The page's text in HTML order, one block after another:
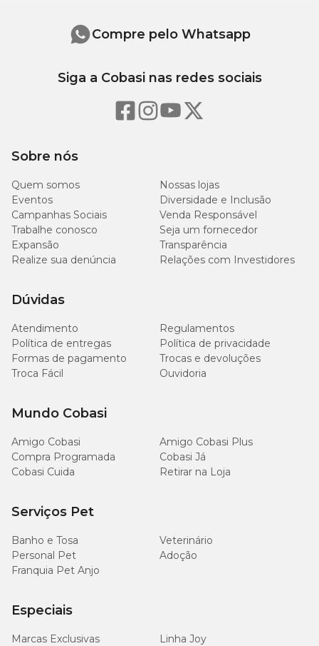
Sobre nós
Quem somos
Nossas lojas
Eventos
Diversidade e Inclusão
Campanhas Sociais
Venda Responsável
Trabalhe conosco
Seja um fornecedor
Expansão
Transparência
Realize sua denúncia
Relações com Investidores
Dúvidas
Atendimento
Regulamentos
Política de entregas
Política de privacidade
Formas de pagamento
Trocas e devoluções
Troca Fácil
Ouvidoria
Mundo Cobasi
Amigo Cobasi
Amigo Cobasi Plus
Compra Programada
Cobasi Já
Cobasi Cuida
Retirar na Loja
Serviços Pet
Banho e Tosa
Veterinário
Personal Pet
Adoção
Franquia Pet Anjo
Especiais
Marcas Exclusivas
Linha Joy
Compre pelo Whatsapp
Siga a Cobasi nas redes sociais